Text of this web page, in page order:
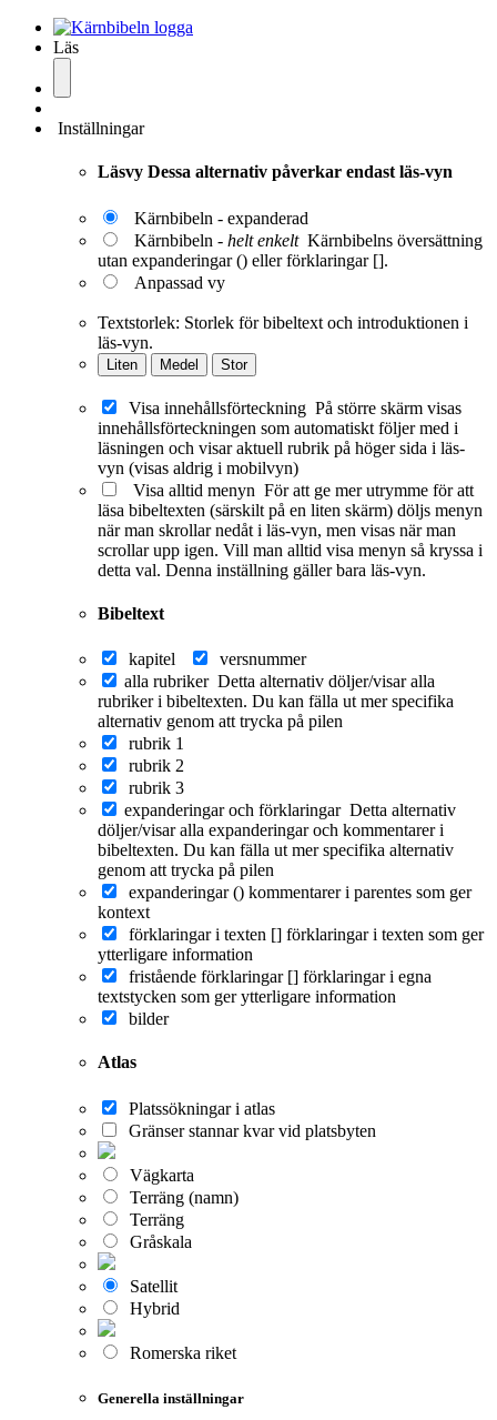
Läs
Inställningar
Läsvy Dessa alternativ påverkar endast läs-vyn
Kärnbibeln - expanderad
Kärnbibeln - helt enkelt Kärnbibelns översättning
utan expanderingar () eller förklaringar [].
Anpassad vy
Textstorlek: Storlek för bibeltext och introduktionen i
läs-vyn.
Liten Medel Stor
Visa innehållsförteckning På större skärm visas
innehållsförteckningen som automatiskt följer med i
läsningen och visar aktuell rubrik på höger sida i läs-
vyn (visas aldrig i mobilvyn)
Visa alltid menyn För att ge mer utrymme för att
läsa bibeltexten (särskilt på en liten skärm) döljs menyn
när man skrollar nedåt i läs-vyn, men visas när man
scrollar upp igen. Vill man alltid visa menyn så kryssa i
detta val. Denna inställning gäller bara läs-vyn.
Bibeltext
kapitel
versnummer
alla rubriker Detta alternativ döljer/visar alla
rubriker i bibeltexten. Du kan fälla ut mer specifika
alternativ genom att trycka på pilen
rubrik 1
rubrik 2
rubrik 3
expanderingar och förklaringar Detta alternativ
döljer/visar alla expanderingar och kommentarer i
bibeltexten. Du kan fälla ut mer specifika alternativ
genom att trycka på pilen
expanderingar () kommentarer i parentes som ger
kontext
förklaringar i texten [] förklaringar i texten som ger
ytterligare information
fristående förklaringar [] förklaringar i egna
textstycken som ger ytterligare information
bilder
Atlas
Platssökningar i atlas
Gränser stannar kvar vid platsbyten
Vägkarta
Terräng (namn)
Terräng
Gråskala
Satellit
Hybrid
Romerska riket
Generella inställningar